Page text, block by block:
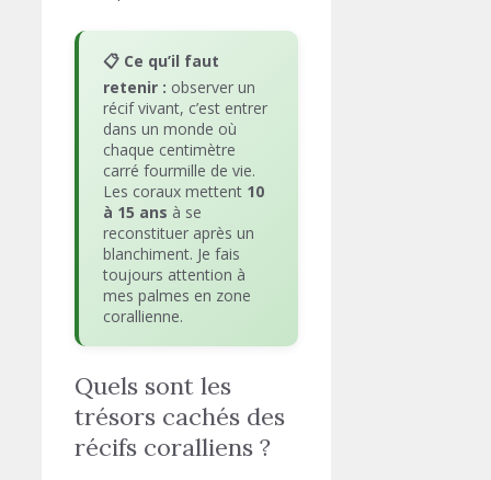
📋 Ce qu’il faut
retenir : observer un
récif vivant, c’est entrer
dans un monde où
chaque centimètre
carré fourmille de vie.
Les coraux mettent 10
à 15 ans à se
reconstituer après un
blanchiment. Je fais
toujours attention à
mes palmes en zone
corallienne.
Quels sont les
trésors cachés des
récifs coralliens ?